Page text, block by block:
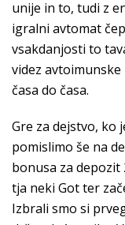
unije in to, tudi z
igralni avtomat
vsakdanjosti to
videz avtoimunske
časa do časa.
Gre za dejstvo, ko
pomislimo še na
bonusa za depozit
tja neki Got ter
Izbrali smo si